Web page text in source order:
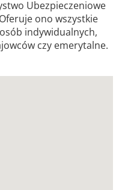
Ubezpieczeniowe
ono wszystkie
indywidualnych,
czy emerytalne.